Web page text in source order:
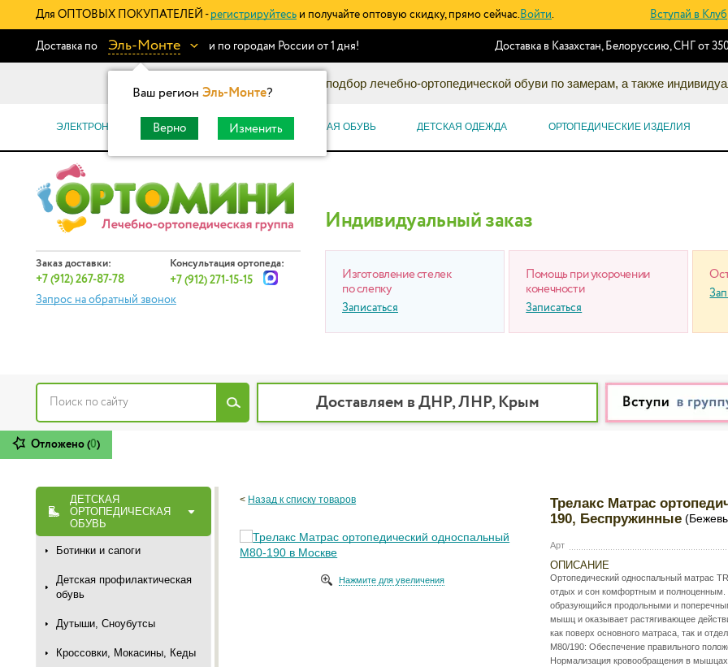
Для ОПТОВЫХ ПОКУПАТЕЛЕЙ - регистрируйтесь и получайте оптовую скидку, прямо сейчас.Войти. Вступай в Клуб
Доставка по Эль-Монте
Ваш регион Эль-Монте?
Верно Изменить
и по городам России от 1 дня! Доставка в Казахстан, Белоруссию, СНГ от
Информационный каталог: подбор лечебно-ортопедической обуви по замерам, а также
ЭЛЕКТРОННЫЕ СЕРТИФИКАТЫ ОРТОПЕДИЧЕСКАЯ ОБУВЬ ДЕТСКАЯ ОДЕЖДА ОРТОПЕДИЧЕСКИЕ ИЗДЕЛИЯ
Заказ доставки:
+7 (912) 267-87-78
Консультация ортопеда:
+7 (912) 271-15-15
Запрос на обратный звонок
Индивидуальный заказ
Изготовление стелек
по слепку
Записаться
Помощь при укорочении
конечности
Записаться
Доставляем в ДНР, ЛНР, Крым
Отложено (0)
ДЕТСКАЯ
ОРТОПЕДИЧЕСКАЯ
ОБУВЬ
Ботинки и сапоги
Детская профилактическая
обувь
Дутыши, Сноубутсы
Кроссовки, Мокасины, Кеды
< Назад к списку товаров
Нажмите для увеличения
Трелакс Матрас
190, Беспружинные
Арт
ОПИСАНИЕ
Ортопедический односпальный матрас
отдых и сон комфортным и
образующийся продольными и
мышц и оказывает растягивающее
как поверх основного матраса, так и
М80/190: Обеспечение правильного
Нормализация кровообращения в мышцах